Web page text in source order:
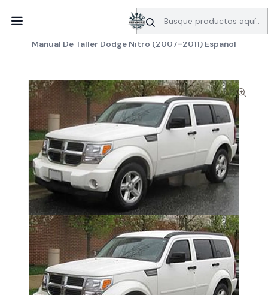
SERVICIO DE BÚSQUEDA DE INFORMACIÓN AUTOMOTRIZ
Manuales de taller Dodge
Manual De Taller Dodge Nitro (2007-2011) Español